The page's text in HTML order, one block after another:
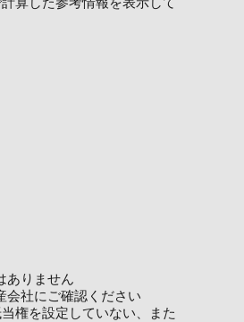
ありません
会社にご確認ください
権を設定していない、また